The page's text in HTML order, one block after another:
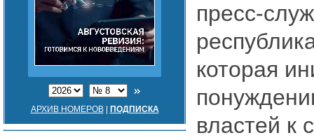
АРХИВ НОМЕРОВ| ПОДПИСКА
пресс-
которая
властей к